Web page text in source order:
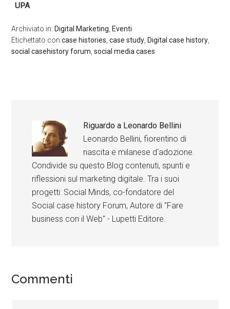
UPA
Archiviato in: Digital Marketing Eventi
Etichettato con:case histories ,case study Digital case history
social casehistory forum ,social media cases
Riguardo a Leonardo Bellini
Leonardo Bellini, fiorentino di
nascita e milanese d'adozione.
Condivide su questo Blog contenuti, spunti e
riflessioni sul marketing digitale. Tra i suoi
progetti: Social Minds, co-fondatore del
Social case history Forum, Autore di "Fare
business con il Web" - Lupetti Editore.
Commenti